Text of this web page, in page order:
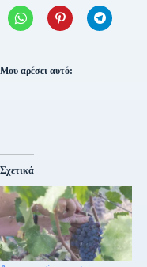
Μου αρέσει αυτό:
Σχετικά